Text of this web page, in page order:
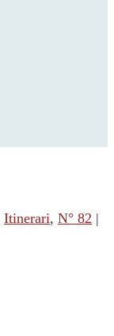
Itinerari, N° 82 |